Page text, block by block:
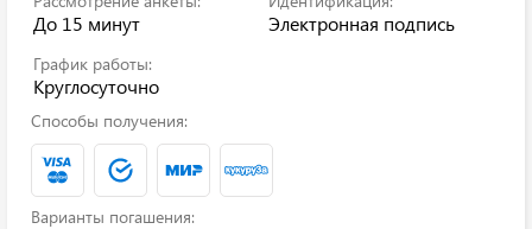
До 15 минут Электронная подпись
График работы:
Круглосуточно
Способы получения:
Варианты погашения: